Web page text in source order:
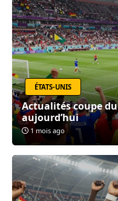
ÉTATS-UNIS
Actualités coupe
aujourd’hui
1 mois ago